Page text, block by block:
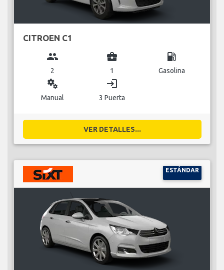
CITROEN C1
group
2
business_center
1
local_gas_station
Gasolina
miscellaneous_services
Manual
login
3 Puerta
VER DETALLES...
ESTÁNDAR